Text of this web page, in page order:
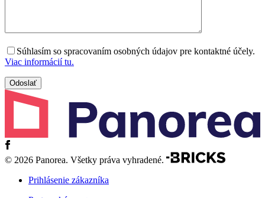
Súhlasím so spracovaním osobných údajov pre kontaktné účely.
Viac informácií tu.
© 2026 Panorea. Všetky práva vyhradené.
Prihlásenie zákazníka